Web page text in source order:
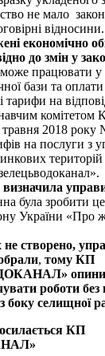
не мало
відносини.
економічно
до змін у
працювати у
бази та
тарифи на
комітетом
2018
на послуги з
була зробити
України «Про
створено,
, тому КП
»
роботи без
боку селищної
КП